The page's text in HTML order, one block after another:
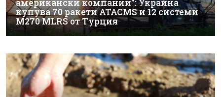
американски компании": Украйна
купува 70 ракети ATACMS и 12 системи
M270 MLRS от Турция